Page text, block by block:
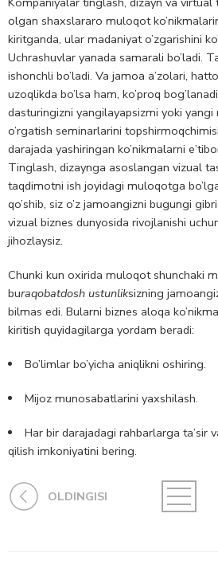
olgan shaxslararo muloqot
kiritganda, ular madaniyat o’zgarishini
Uchrashuvlar yanada samarali bo’ladi.
ishonchli bo’ladi. Va jamoa a’zolari,
uzoqlikda bo’lsa ham, ko’proq
dasturingizni yangilayapsizmi yoki yangi
o’rgatish seminarlarini
darajada yashiringan ko’nikmalarni
Tinglash, dizaynga asoslangan vizual
taqdimotni ish joyidagi muloqotga
qo’shib, siz o’z jamoangizni bugungi
vizual biznes dunyosida rivojlanishi
jihozlaysiz.
Chunki kun oxirida muloqot shunchaki
buraqobatdosh ustunliksizning
bilmas edi. Bularni biznes aloqa
kiritish quyidagilarga yordam beradi:
Bo’limlar bo’yicha aniqlikni oshiring.
Mijoz munosabatlarini yaxshilash.
Har bir darajadagi rahbarlarga ta’sir
qilish imkoniyatini bering.
OLDINGISI